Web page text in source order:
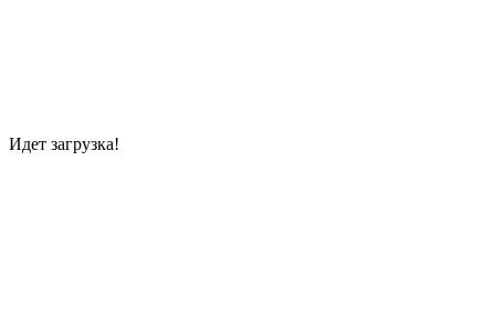
Идет загрузка!